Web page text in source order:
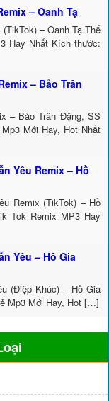
– Oanh Tạ
– Oanh Tạ Thể
Hay Nhất Kích thước:
– Bảo Trân
– Bảo Trân Đặng, SS
Mới Hay, Hot Nhất
Yêu Remix – Hồ
Remix (TikTok) – Hồ
Tok Remix MP3 Hay
Yêu – Hồ Gia
(Điệp Khúc) – Hồ Gia
Mp3 Mới Hay, Hot […]